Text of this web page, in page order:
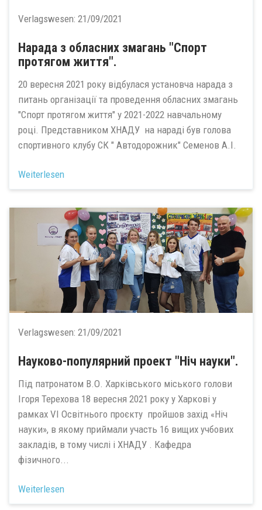
Verlagswesen: 21/09/2021
Нарада з обласних змагань "Спорт
протягом життя".
20 вересня 2021 року відбулася установча нарада з
питань організації та проведення обласних змагань
"Спорт протягом життя" у 2021-2022 навчальному
році. Представником ХНАДУ на нараді був голова
спортивного клубу СК " Автодорожник" Семенов А.І.
Weiterlesen
Verlagswesen: 21/09/2021
Науково-популярний проект "Ніч науки".
Під патронатом В.О. Харківського міського голови
Ігоря Терехова 18 вересня 2021 року у Харкові у
рамках VI Освітнього проєкту пройшов захід «Ніч
науки», в якому приймали участь 16 вищих учбових
закладів, в тому числі і ХНАДУ . Кафедра
фізичного...
Weiterlesen